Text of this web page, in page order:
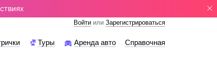
Войти или Зарегистрироваться
Туры Аренда авто Справочная